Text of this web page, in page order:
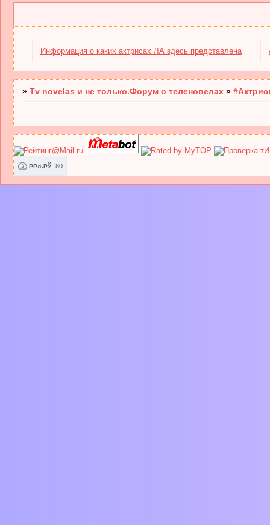
Информация о каких актрисах ЛА здесь представлена
»Tv novelas и не только.Форум о теленовелах »
РРљРЎ 80